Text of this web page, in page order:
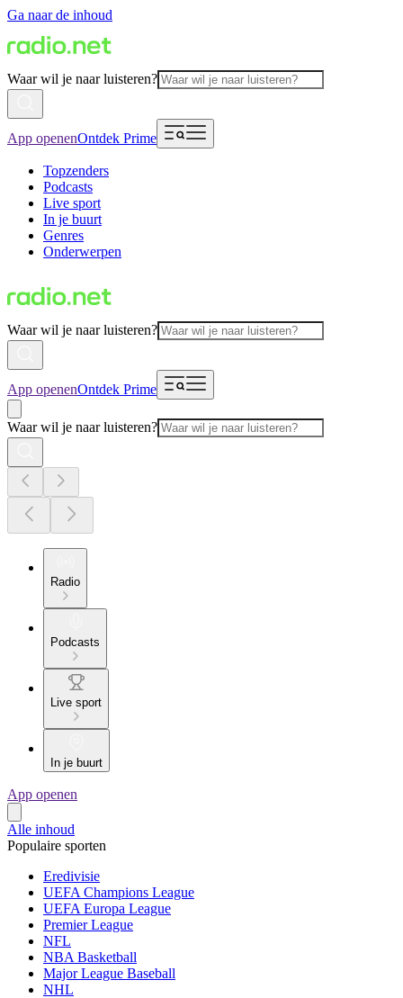
Ga naar de inhoud
Waar wil je naar luisteren?
App openenOntdek Prime
Topzenders
Podcasts
Live sport
In je buurt
Genres
Onderwerpen
Waar wil je naar luisteren?
App openenOntdek Prime
Waar wil je naar luisteren?
Radio
Podcasts
Live sport
In je buurt
App openen
Alle inhoud
Populaire sporten
Eredivisie
UEFA Champions League
UEFA Europa League
Premier League
NFL
NBA Basketball
Major League Baseball
NHL